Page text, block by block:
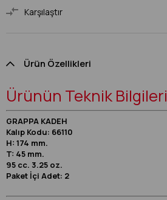
Karşılaştır
Ürün Özellikleri
Ürünün Teknik Bilgileri
GRAPPA KADEH
Kalıp Kodu: 66110
H: 174 mm.
T: 45 mm.
95 cc. 3.25 oz.
Paket İçi Adet: 2